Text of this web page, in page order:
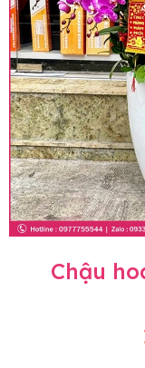
Chậu